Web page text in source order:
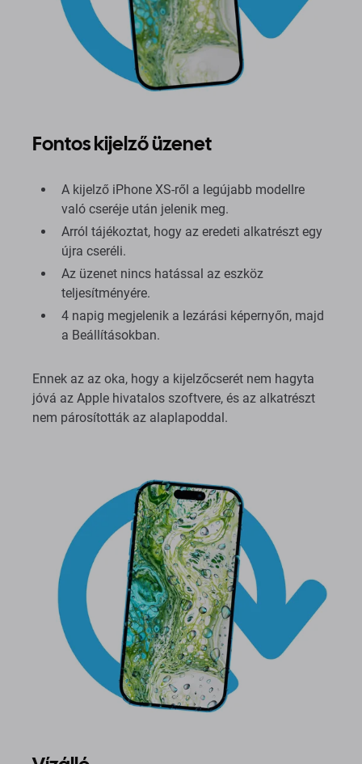
Fontos kijelző üzenet
A kijelző iPhone XS-ről a legújabb modellre
való cseréje után jelenik meg.
Arról tájékoztat, hogy az eredeti alkatrészt egy
újra cseréli.
Az üzenet nincs hatással az eszköz
teljesítményére.
4 napig megjelenik a lezárási képernyőn, majd
a Beállításokban.
Ennek az az oka, hogy a kijelzőcserét nem hagyta
jóvá az Apple hivatalos szoftvere, és az alkatrészt
nem párosították az alaplapoddal.